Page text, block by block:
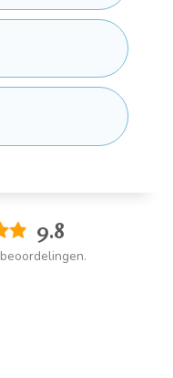
9.8
beoordelingen.